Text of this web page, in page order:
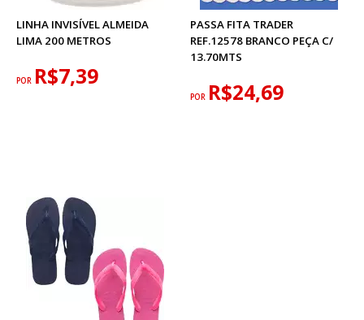
LINHA INVISÍVEL ALMEIDA
LIMA 200 METROS
POR R$7,39
PASSA FITA TRADER
REF.12578 BRANCO PEÇA C/
13.70MTS
POR R$24,69